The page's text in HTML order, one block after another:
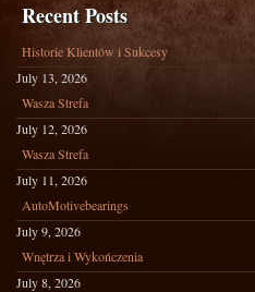
Recent Posts
Historie Klientów i Sukcesy
July 13, 2026
Wasza Strefa
July 12, 2026
Wasza Strefa
July 11, 2026
AutoMotivebearings
July 9, 2026
Wnętrza i Wykończenia
July 8, 2026